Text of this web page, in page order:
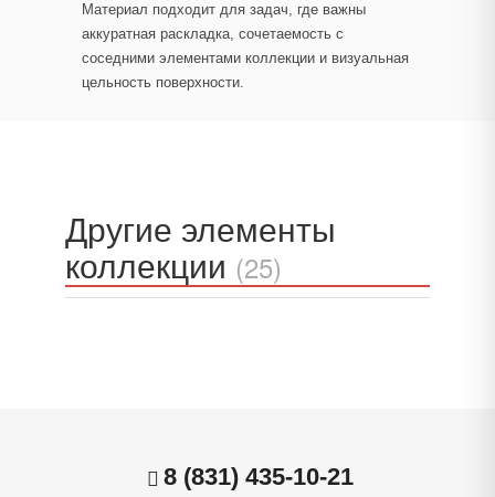
Материал подходит для задач, где важны
аккуратная раскладка, сочетаемость с
соседними элементами коллекции и визуальная
цельность поверхности.
Другие элементы
коллекции (25)
8 (831) 435-10-21